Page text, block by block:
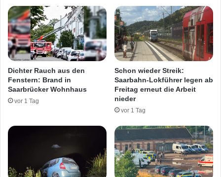
S
a
a
r
w
l
l
n
e
o
e
r
f
a
s
t
h
e
Dichter Rauch aus den
Fenstern: Brand in
Saarbrücker Wohnhaus
vor 1 Tag
Schon wieder Streik:
Saarbahn-Lokführer legen ab
Freitag erneut die Arbeit
nieder
vor 1 Tag